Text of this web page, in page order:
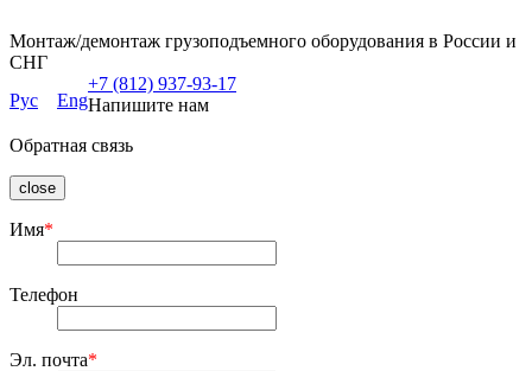
Монтаж/демонтаж грузоподъемного оборудования в России и
СНГ
Рус
Eng
+7 (812) 937-93-17
Напишите нам
Обратная связь
close
Имя*
Телефон
Эл. почта*